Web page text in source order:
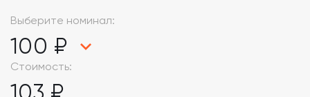
Выберите номинал:
100 ₽
Стоимость: